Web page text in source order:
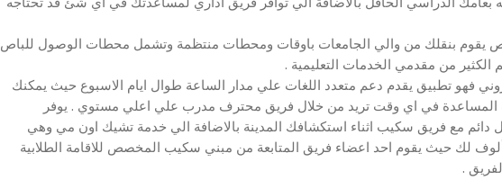
يقوم بنقلك من والي الجامعات باوقات ومحطات منتظمة وتشمل محطات الوصول للباص
الكثير من مقدمي الخدمات التعليمية .
فهو تطبيق يقدم دعم متعدد اللغات علي مدار الساعة طوال ايام الاسبوع حيث يمكنك
المساعدة في اي وقت تريد من خلال فريق محترف مدرب علي اعلي مستوي . يوفر
دائم مع فريق سكيب اثناء استكشافك المدينة بالاضافة الي خدمة تشيك اون مي وهي
لك حيث يقوم احد اعضاء فريق المتابعة من مبني سكيب المخصص للاقامة الطلابية
.